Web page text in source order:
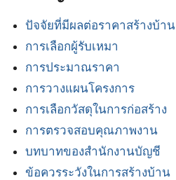
ปัจจัยที่มีผลต่อราคาสร้างบ้าน
การเลือกผู้รับเหมา
การประมาณราคา
การวางแผนโครงการ
การเลือกวัสดุในการก่อสร้าง
การตรวจสอบคุณภาพงาน
บทบาทของสำนักงานบัญชี
ข้อควรระวังในการสร้างบ้าน